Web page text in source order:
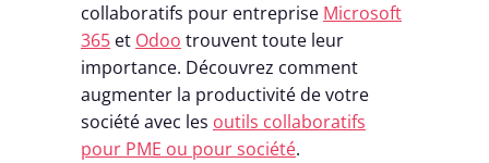
collaboratifs pour entreprise Microsoft
365 et Odoo trouvent toute leur
importance. Découvrez comment
augmenter la productivité de votre
société avec les outils collaboratifs
pour PME ou pour société.